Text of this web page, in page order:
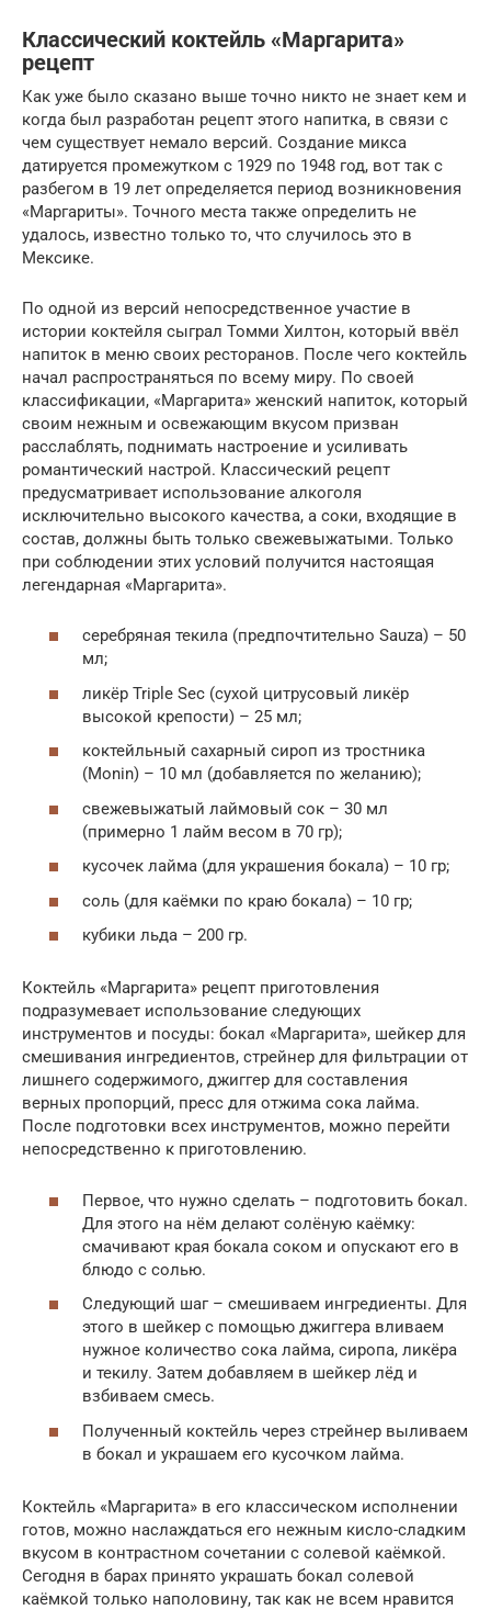
Классический коктейль «Маргарита»
рецепт
Как уже было сказано выше точно никто не знает кем и
когда был разработан рецепт этого напитка, в связи с
чем существует немало версий. Создание микса
датируется промежутком с 1929 по 1948 год, вот так с
разбегом в 19 лет определяется период возникновения
«Маргариты». Точного места также определить не
удалось, известно только то, что случилось это в
Мексике.
По одной из версий непосредственное участие в
истории коктейля сыграл Томми Хилтон, который ввёл
напиток в меню своих ресторанов. После чего коктейль
начал распространяться по всему миру. По своей
классификации, «Маргарита» женский напиток, который
своим нежным и освежающим вкусом призван
расслаблять, поднимать настроение и усиливать
романтический настрой. Классический рецепт
предусматривает использование алкоголя
исключительно высокого качества, а соки, входящие в
состав, должны быть только свежевыжатыми. Только
при соблюдении этих условий получится настоящая
легендарная «Маргарита».
серебряная текила (предпочтительно Sauza) – 50
мл;
ликёр Triple Sec (сухой цитрусовый ликёр
высокой крепости) – 25 мл;
коктейльный сахарный сироп из тростника
(Monin) – 10 мл (добавляется по желанию);
свежевыжатый лаймовый сок – 30 мл
(примерно 1 лайм весом в 70 гр);
кусочек лайма (для украшения бокала) – 10 гр;
соль (для каёмки по краю бокала) – 10 гр;
кубики льда – 200 гр.
Коктейль «Маргарита» рецепт приготовления
подразумевает использование следующих
инструментов и посуды: бокал «Маргарита», шейкер для
смешивания ингредиентов, стрейнер для фильтрации от
лишнего содержимого, джиггер для составления
верных пропорций, пресс для отжима сока лайма.
После подготовки всех инструментов, можно перейти
непосредственно к приготовлению.
Первое, что нужно сделать – подготовить бокал.
Для этого на нём делают солёную каёмку:
смачивают края бокала соком и опускают его в
блюдо с солью.
Следующий шаг – смешиваем ингредиенты. Для
этого в шейкер с помощью джиггера вливаем
нужное количество сока лайма, сиропа, ликёра
и текилу. Затем добавляем в шейкер лёд и
взбиваем смесь.
Полученный коктейль через стрейнер выливаем
в бокал и украшаем его кусочком лайма.
Коктейль «Маргарита» в его классическом исполнении
готов, можно наслаждаться его нежным кисло-сладким
вкусом в контрастном сочетании с солевой каёмкой.
Сегодня в барах принято украшать бокал солевой
каёмкой только наполовину, так как не всем нравится